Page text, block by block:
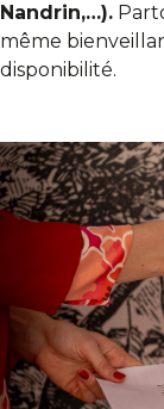
Nandrin,…).
même
disponibilité.